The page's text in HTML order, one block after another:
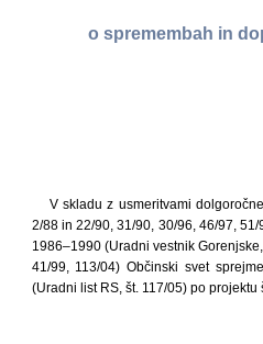
o spremembah in
V skladu z usmeritvami
2/88 in 22/90, 31/90, 30/96, 46/97,
1986–1990 (Uradni vestnik
41/99, 113/04) Občinski svet
(Uradni list RS, št. 117/05) po